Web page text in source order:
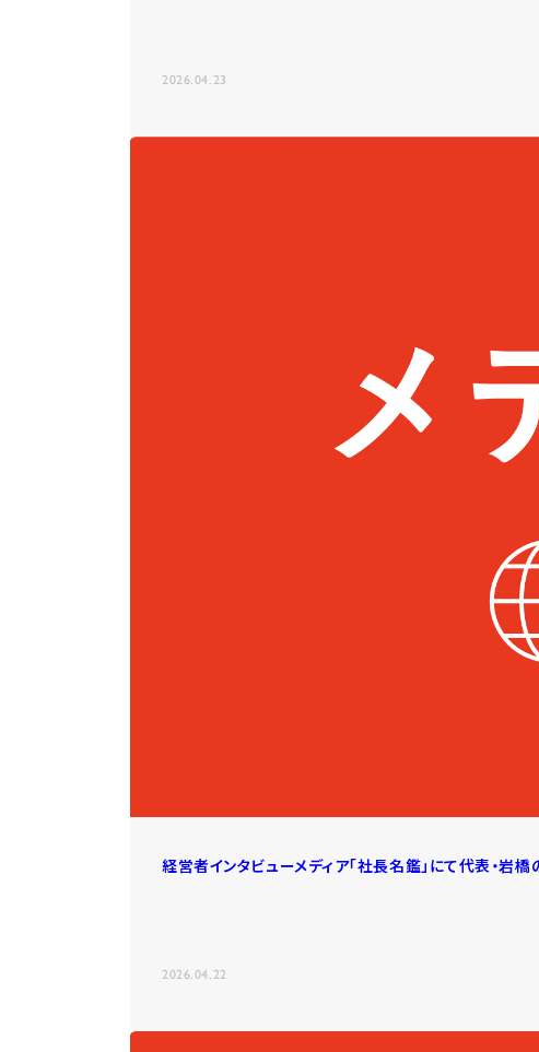
2026.04.23
経営者インタビューメディア「社長名鑑」にて代表・岩
2026.04.22